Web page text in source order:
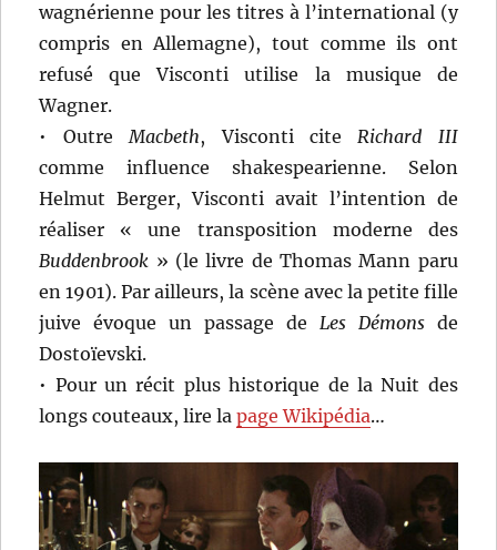
wagnérienne pour les titres à l’international (y
compris en Allemagne), tout comme ils ont
refusé que Visconti utilise la musique de
Wagner.
• OutreMacbeth, Visconti citeRichard III
comme influence shakespearienne. Selon
Helmut Berger, Visconti avait l’intention de
réaliser « une transposition moderne des
Buddenbrook » (le livre de Thomas Mann paru
en 1901). Par ailleurs, la scène avec la petite fille
juive évoque un passage de Les Démonsde
Dostoïevski.
• Pour un récit plus historique de la Nuit des
longs couteaux, lire lapage Wikipédia…